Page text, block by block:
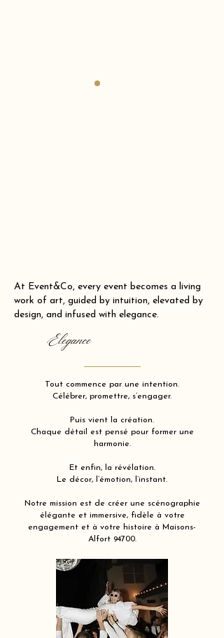
At Event&Co, every event becomes a living
work of art, guided by intuition, elevated by
design, and infused with elegance.
Elegance
Tout commence par une intention.
Célébrer, promettre, s’engager.
Puis vient la création.
Chaque détail est pensé pour former une
harmonie.
Et enfin, la révélation.
Le décor, l’émotion, l’instant.
Notre mission est de créer une scénographie
élégante et immersive, fidèle à votre
engagement et à votre histoire à Maisons-
Alfort 94700.